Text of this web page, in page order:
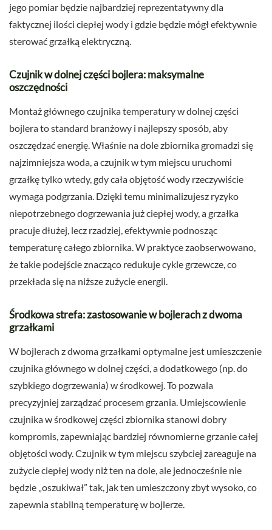
jego pomiar będzie najbardziej reprezentatywny dla
faktycznej ilości ciepłej wody i gdzie będzie mógł efektywnie
sterować grzałką elektryczną.
Czujnik w dolnej części bojlera: maksymalne
oszczędności
Montaż głównego czujnika temperatury w dolnej części
bojlera to standard branżowy i najlepszy sposób, aby
oszczędzać energię. Właśnie na dole zbiornika gromadzi się
najzimniejsza woda, a czujnik w tym miejscu uruchomi
grzałkę tylko wtedy, gdy cała objętość wody rzeczywiście
wymaga podgrzania. Dzięki temu minimalizujesz ryzyko
niepotrzebnego dogrzewania już ciepłej wody, a grzałka
pracuje dłużej, lecz rzadziej, efektywnie podnosząc
temperaturę całego zbiornika. W praktyce zaobserwowano,
że takie podejście znacząco redukuje cykle grzewcze, co
przekłada się na niższe zużycie energii.
Środkowa strefa: zastosowanie w bojlerach z dwoma
grzałkami
W bojlerach z dwoma grzałkami optymalne jest umieszczenie
czujnika głównego w dolnej części, a dodatkowego (np. do
szybkiego dogrzewania) w środkowej. To pozwala
precyzyjniej zarządzać procesem grzania. Umiejscowienie
czujnika w środkowej części zbiornika stanowi dobry
kompromis, zapewniając bardziej równomierne grzanie całej
objętości wody. Czujnik w tym miejscu szybciej zareaguje na
zużycie ciepłej wody niż ten na dole, ale jednocześnie nie
będzie „oszukiwał” tak, jak ten umieszczony zbyt wysoko, co
zapewnia stabilną temperaturę w bojlerze.